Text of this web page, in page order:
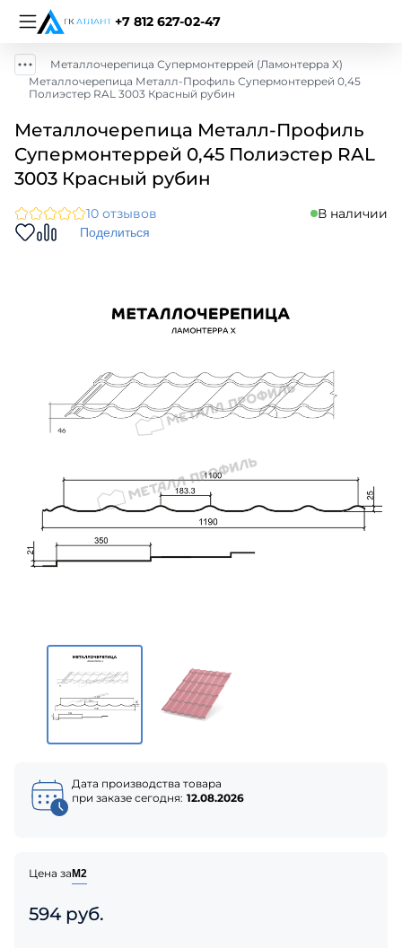
+7 812 627-02-47
Металлочерепица Супермонтеррей (Ламонтерра X)
Металлочерепица Металл-Профиль Супермонтеррей 0,45
Полиэстер RAL 3003 Красный рубин
Металлочерепица Металл-Профиль
Супермонтеррей 0,45 Полиэстер RAL
3003 Красный рубин
10 отзывов В наличии
Поделиться
Дата производства товара
при заказе сегодня: 12.08.2026
Цена заМ2
594 руб.